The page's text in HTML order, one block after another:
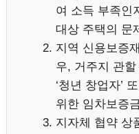
여 소득 부족인
대상 주택의 문
지역 신용보증
우, 거주지 관
‘청년 창업자’
위한 임차보증
지자체 협약 상